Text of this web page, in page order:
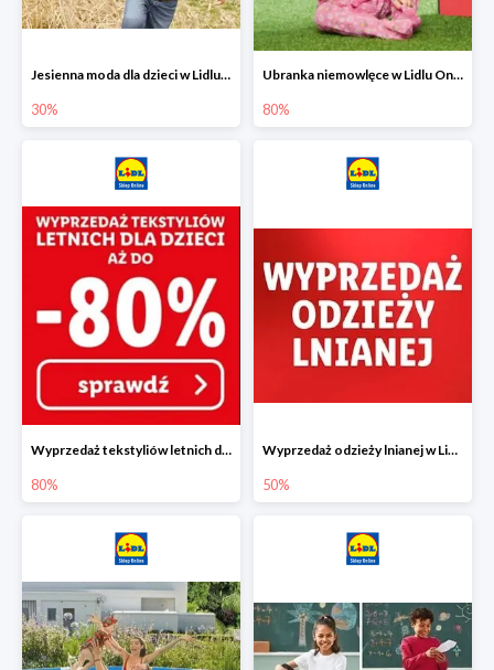
Jesienna moda dla dzieci w Lidlu Online do -30%
30%
Ubranka niemowlęce w Lidlu Online do -80%
80%
Wyprzedaż tekstyliów letnich dla dzieci w Lidlu Online do -80%
80%
Wyprzedaż odzieży lnianej w Lidlu Online do -50%
50%